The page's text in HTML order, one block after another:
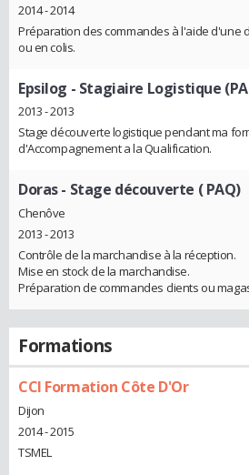
2014 - 2014
Préparation des commandes à l'aide d'une
ou en colis.
Epsilog - Stagiaire Logistique
2013 - 2013
Stage découverte logistique pendant ma
d'Accompagnement a la Qualification.
Doras- Stage découverte ( PAQ)
Chenôve
2013 - 2013
Contrôle de la marchandise à la réception.
Mise en stock de la marchandise.
Préparation de commandes clients ou
Formations
CCI Formation Côte D'Or
Dijon
2014 - 2015
TSMEL